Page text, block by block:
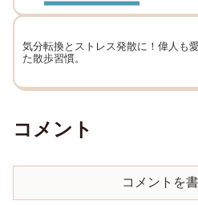
気分転換とストレス発散に！偉人も
た散歩習慣。
コメント
コメントを